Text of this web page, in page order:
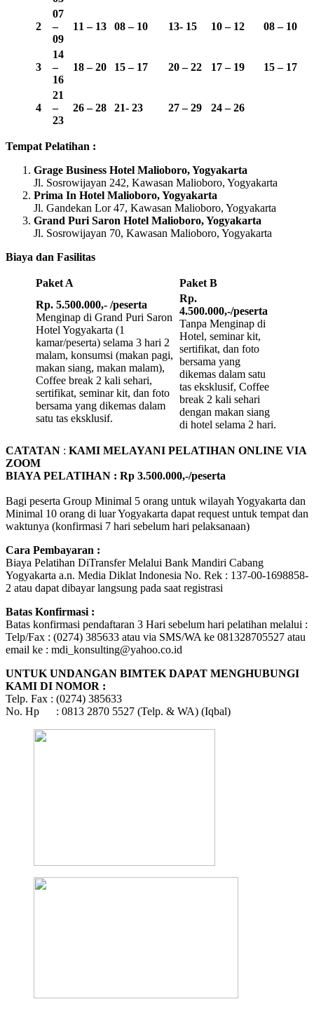
2
07
–
09
11 – 13 08 – 10 13- 15 10 – 12 08 – 10
3
14
–
16
18 – 20 15 – 17 20 – 22 17 – 19 15 – 17
4
21
–
23
26 – 28 21- 23 27 – 29 24 – 26
Tempat Pelatihan :
Grage Business Hotel Malioboro, Yogyakarta
Jl. Sosrowijayan 242, Kawasan Malioboro, Yogyakarta
Prima In Hotel Malioboro, Yogyakarta
Jl. Gandekan Lor 47, Kawasan Malioboro, Yogyakarta
Grand Puri Saron Hotel Malioboro, Yogyakarta
Jl. Sosrowijayan 70, Kawasan Malioboro, Yogyakarta
Biaya dan Fasilitas
Paket A
Paket B
Rp. 5.500.000,- /peserta
Menginap di Grand Puri Saron
Hotel Yogyakarta (1
kamar/peserta) selama 3 hari 2
malam, konsumsi (makan pagi,
makan siang, makan malam),
Coffee break 2 kali sehari,
sertifikat, seminar kit, dan foto
bersama yang dikemas dalam
satu tas eksklusif.
Rp.
4.500.000,-/peserta
Tanpa Menginap di
Hotel, seminar kit,
sertifikat, dan foto
bersama yang
dikemas dalam satu
tas eksklusif, Coffee
break 2 kali sehari
dengan makan siang
di hotel selama 2 hari.
CATATAN : KAMI MELAYANI PELATIHAN ONLINE VIA
ZOOM
BIAYA PELATIHAN : Rp 3.500.000,-/peserta
Bagi peserta Group Minimal 5 orang untuk wilayah Yogyakarta dan
Minimal 10 orang di luar Yogyakarta dapat request untuk tempat dan
waktunya (konfirmasi 7 hari sebelum hari pelaksanaan)
Cara Pembayaran :
Biaya Pelatihan DiTransfer Melalui Bank Mandiri Cabang
Yogyakarta a.n. Media Diklat Indonesia No. Rek : 137-00-1698858-
2 atau dapat dibayar langsung pada saat registrasi
Batas Konfirmasi :
Batas konfirmasi pendaftaran 3 Hari sebelum hari pelatihan melalui :
Telp/Fax : (0274) 385633 atau via SMS/WA ke 081328705527 atau
email ke : mdi_konsulting@yahoo.co.id
UNTUK UNDANGAN BIMTEK DAPAT MENGHUBUNGI
KAMI DI NOMOR :
Telp. Fax : (0274) 385633
No. Hp : 0813 2870 5527 (Telp. & WA) (Iqbal)